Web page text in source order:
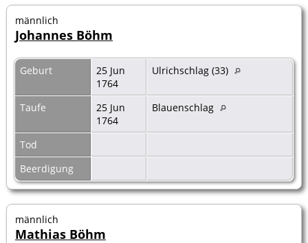
männlich
Johannes Böhm
Geburt
25 Jun
1764
Ulrichschlag (33)
Taufe
25 Jun
1764
Blauenschlag
Tod
Beerdigung
männlich
Mathias Böhm